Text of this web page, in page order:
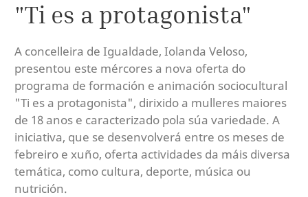
"Ti es a protagonista"
A concelleira de Igualdade, Iolanda Veloso,
presentou este mércores a nova oferta do
programa de formación e animación sociocultural
"Ti es a protagonista", dirixido a mulleres maiores
de 18 anos e caracterizado pola súa variedade. A
iniciativa, que se desenvolverá entre os meses de
febreiro e xuño, oferta actividades da máis diversa
temática, como cultura, deporte, música ou
nutrición.